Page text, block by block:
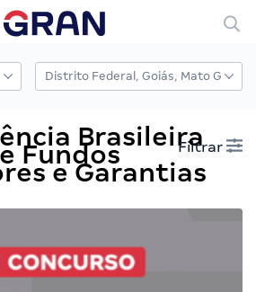
Brasileira
Fundos
e Garantias
Filtrar